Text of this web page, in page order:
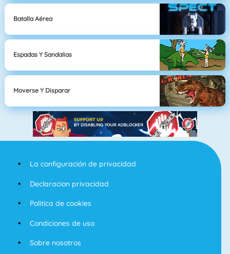
Batalla Aérea
Espadas Y Sandalias
Moverse Y Disparar
La configuración de privacidad
Declaracion privacidad
Politica de cookies
Condiciones de uso
Sobre nosotros